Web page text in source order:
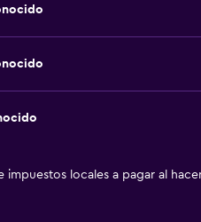
impuestos locales a pagar al